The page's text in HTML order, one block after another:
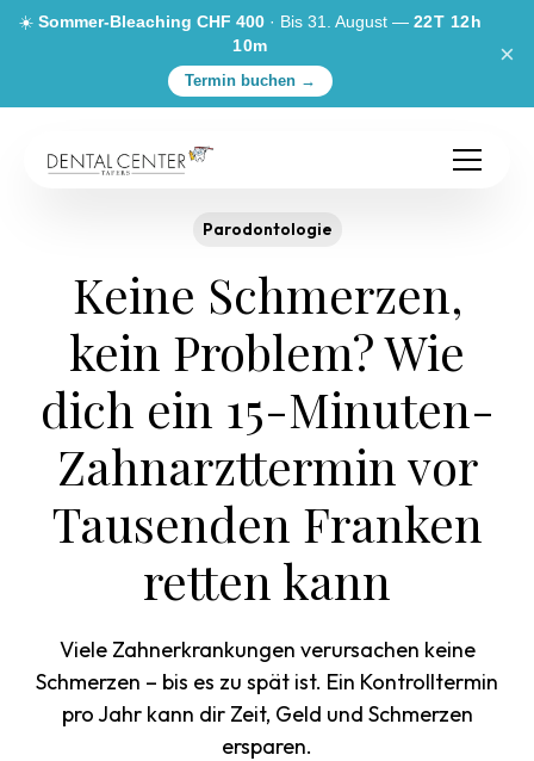
☀️Sommer-Bleaching CHF 400 · Bis 31. August —22T 12h
10m
Termin buchen →
×
Parodontologie
Keine Schmerzen,
kein Problem? Wie
dich ein 15-Minuten-
Zahnarzttermin vor
Tausenden Franken
retten kann
Viele Zahnerkrankungen verursachen keine
Schmerzen – bis es zu spät ist. Ein Kontrolltermin
pro Jahr kann dir Zeit, Geld und Schmerzen
ersparen.